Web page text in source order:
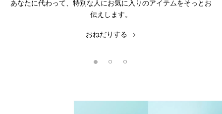
あなたに代わって、特別な人にお気に入りのアイテムをそっとお
伝えします。
おねだりする